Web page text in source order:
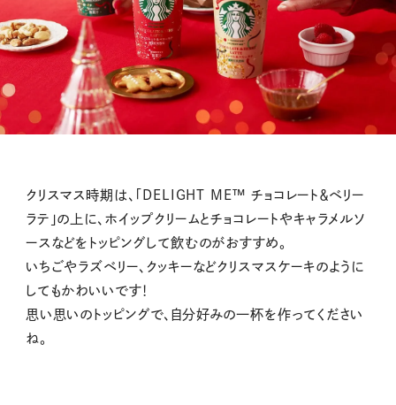
クリスマス時期は、「DELIGHT ME™ チョコレート＆ベリー
ラテ」の上に、ホイップクリームとチョコレートやキャラメルソ
ースなどをトッピングして飲むのがおすすめ。
いちごやラズベリー、クッキーなどクリスマスケーキのように
してもかわいいです！
思い思いのトッピングで、自分好みの一杯を作ってください
ね。